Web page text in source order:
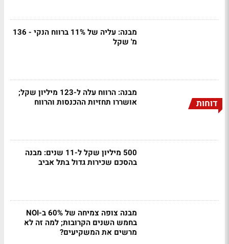
מבנה: עליה של 11% ברווח הנקי - 136
מ' שקל
דוחות
מבנה: הרווח עלה ל-123 מיליון שקל;
אושררו תחזיות ההכנסות והרווח
500 מיליון שקל ל-11 שנים: מבנה
בהסכם שכירות גדול בתל אביב
מבנה צופה צמיחה של 60% ב-NOI
בחמש השנים הקרובות; למה זה לא
מרשים את המשקיעים?